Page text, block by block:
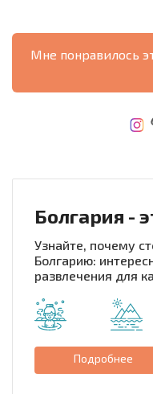
Мне понравилось
Болгария -
Узнайте, почему
Болгарию:
развлечения для
Подробнее